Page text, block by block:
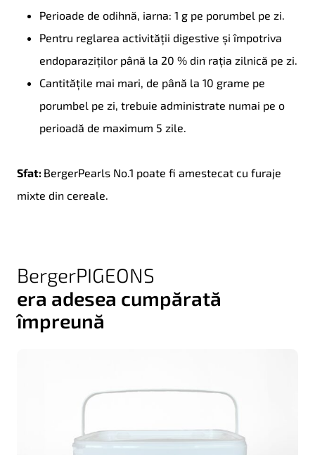
Perioade de odihnă, iarna: 1 g pe porumbel pe zi.
Pentru reglarea activității digestive și împotriva
endoparaziților până la 20 % din rația zilnică pe zi.
Cantitățile mai mari, de până la 10 grame pe
porumbel pe zi, trebuie administrate numai pe o
perioadă de maximum 5 zile.
Sfat: BergerPearls No.1 poate fi amestecat cu furaje
mixte din cereale.
BergerPIGEONS
era adesea cumpărată
împreună